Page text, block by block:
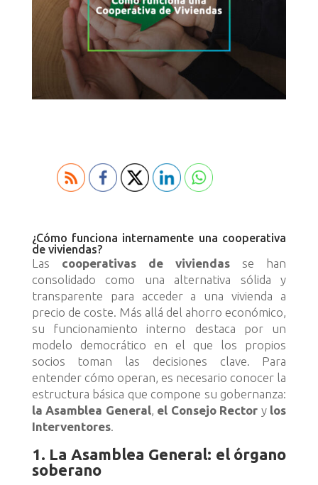
¿Cómo funciona internamente una cooperativa
de viviendas?
Las cooperativas de viviendas se han
consolidado como una alternativa sólida y
transparente para acceder a una vivienda a
precio de coste. Más allá del ahorro económico,
su funcionamiento interno destaca por un
modelo democrático en el que los propios
socios toman las decisiones clave. Para
entender cómo operan, es necesario conocer la
estructura básica que compone su gobernanza:
la Asamblea General, el Consejo Rector y los
Interventores.
1. La Asamblea General: el órgano
soberano